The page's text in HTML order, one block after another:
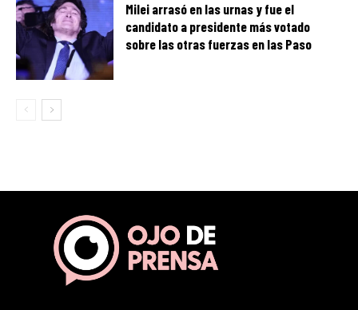
Milei arrasó en las urnas y fue el
candidato a presidente más votado
sobre las otras fuerzas en las Paso